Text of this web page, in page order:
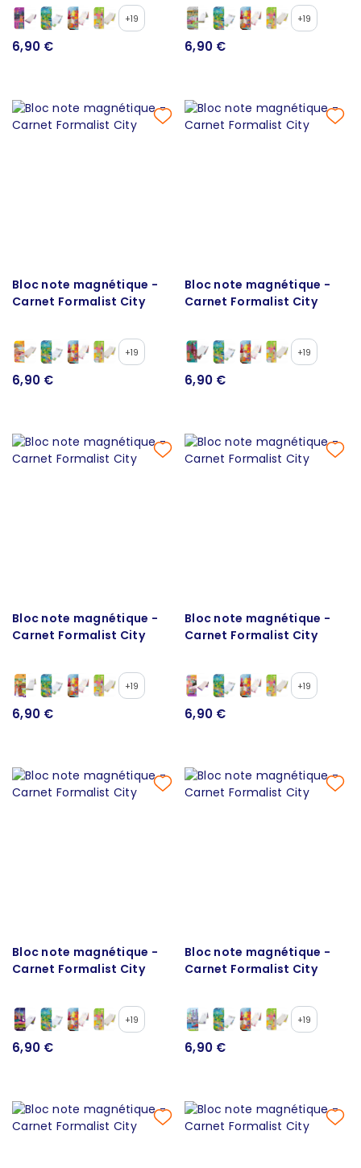
+19
6,90 €
+19
6,90 €
Bloc note magnétique -
Carnet Formalist City
+19
6,90 €
Bloc note magnétique -
Carnet Formalist City
+19
6,90 €
Bloc note magnétique -
Carnet Formalist City
+19
6,90 €
Bloc note magnétique -
Carnet Formalist City
+19
6,90 €
Bloc note magnétique -
Carnet Formalist City
+19
6,90 €
Bloc note magnétique -
Carnet Formalist City
+19
6,90 €